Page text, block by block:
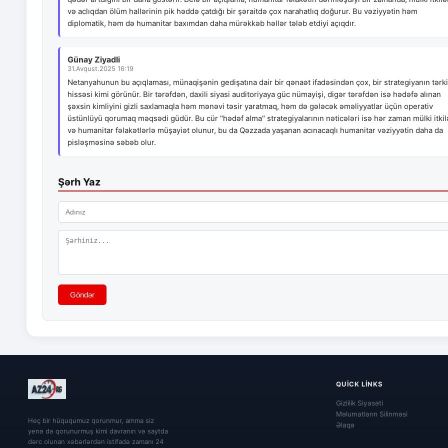
və aclıqdan ölüm hallərinin pik həddə çatdığı bir şəraitdə çox narahatlıq doğurur. Bu vəziyyətin həm
diplomatik, həm də humanitar baxımdan daha mürəkkəb həllər tələb etdiyi açıqdır.
Günay Ziyadli
31.Avqust.2025 16:19
Netanyahunun bu açıqlaması, münaqişənin gedişatına dair bir qənaət ifadəsindən çox, bir strategiyanın
hissəsi kimi görünür. Bir tərəfdən, daxili siyasi auditoriyaya güc nümayişi, digər tərəfdən isə hədəfə alınan
şəxsin kimliyini gizli saxlamaqla həm mənəvi təsir yaratmaq, həm də gələcək əməliyyatlar üçün operativ
üstünlüyü qorumaq məqsədi güdür. Bu cür "hədəf alma" strategiyalarının nəticələri isə hər zaman mülki
və humanitar fəlakətlərlə müşayiət olunur, bu da Qəzzada yaşanan acınacaqlı humanitar vəziyyətin daha da
pisləşməsinə səbəb olur.
Şərh Yaz
Göndər
Heç bir hüququmuz qorunmur, amma siz
yenə də qorunurmuş kimi davranın və saytda
dərc olunan xəbərlərdən istifadə zamanı 24
QUICK LINKS
Gizlilik Siyasəti
Məlumatların Silinməsi
Əlaqə